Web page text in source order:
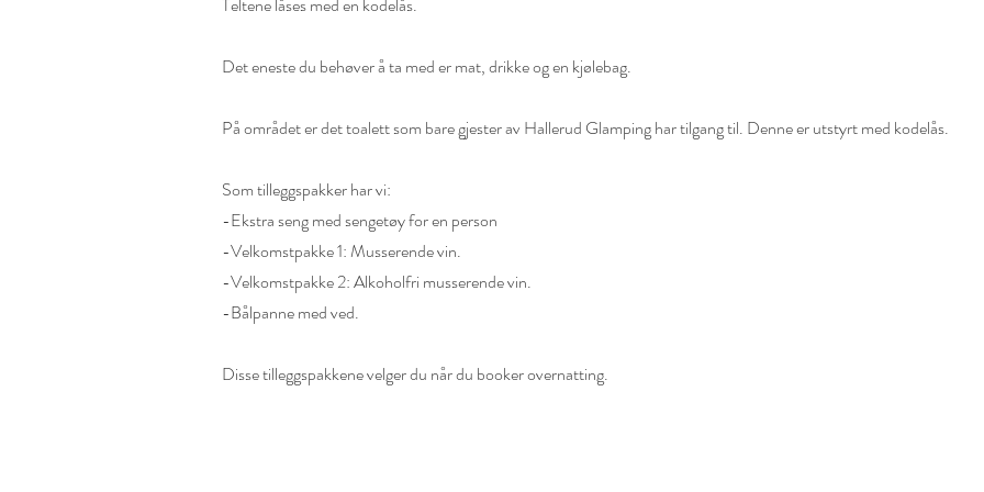
Det eneste du behøver å ta med er mat, drikke og en kjølebag.
På området er det toalett som bare gjester av Hallerud Glamping har tilgang til. Denne er utstyrt med kodelås.
Som tilleggspakker har vi:
-Ekstra seng med sengetøy for en person
-Velkomstpakke 1: Musserende vin.
-Velkomstpakke 2: Alkoholfri musserende vin.
-Bålpanne med ved.
Disse tilleggspakkene velger du når du booker overnatting.